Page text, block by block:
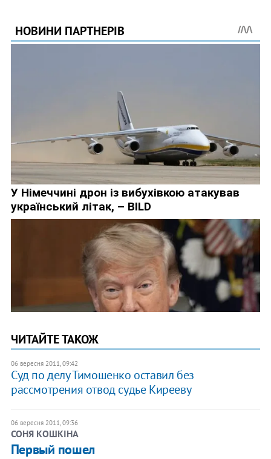
ЧИТАЙТЕ ТАКОЖ
06 вересня 2011, 09:42
Суд по делу Тимошенко оставил без
рассмотрения отвод судье Кирееву
06 вересня 2011, 09:36
СОНЯ КОШКІНА
​Первый пошел